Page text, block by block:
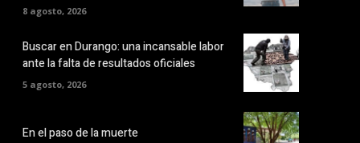
8 agosto, 2026
Buscar en Durango: una incansable labor
ante la falta de resultados oficiales
5 agosto, 2026
En el paso de la muerte